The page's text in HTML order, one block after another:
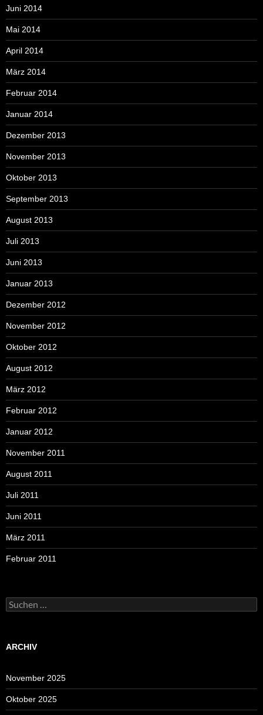
Juni 2014
Mai 2014
April 2014
März 2014
Februar 2014
Januar 2014
Dezember 2013
November 2013
Oktober 2013
September 2013
August 2013
Juli 2013
Juni 2013
Januar 2013
Dezember 2012
November 2012
Oktober 2012
August 2012
März 2012
Februar 2012
Januar 2012
November 2011
August 2011
Juli 2011
Juni 2011
März 2011
Februar 2011
Suchen
nach:
ARCHIV
November 2025
Oktober 2025